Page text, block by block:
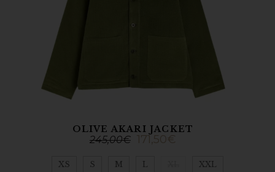
OLIVE AKARI JACKET
245,00€ 171,50€
XS S M L XXL